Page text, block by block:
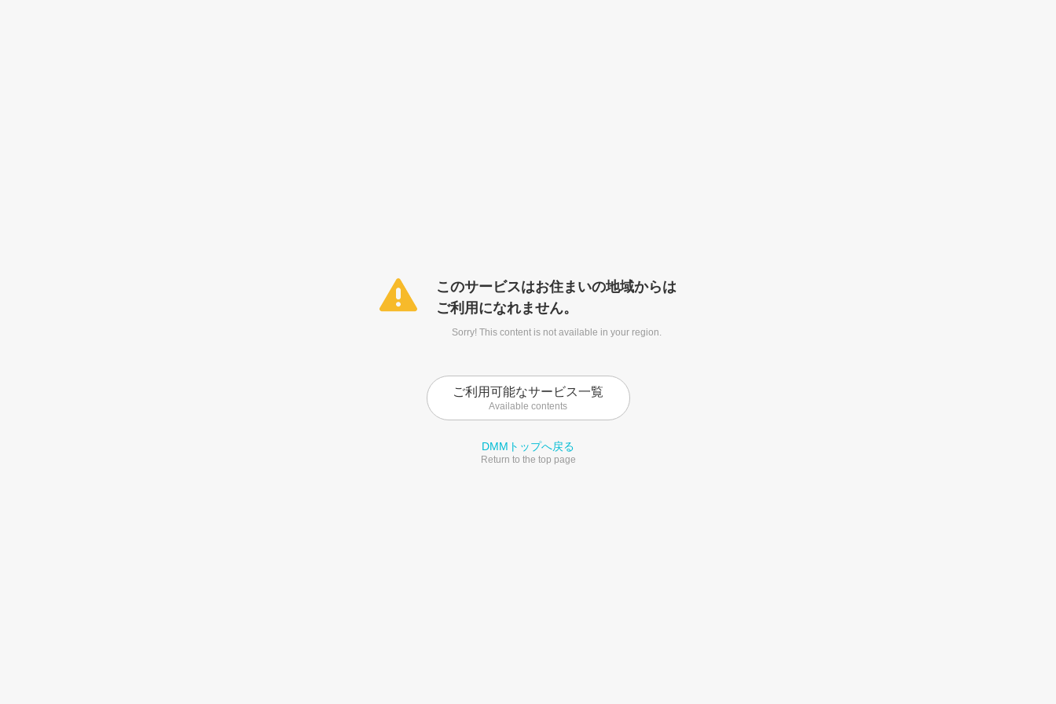
このサービスはお住まいの地域からは
ご利用になれません。
Sorry! This content is not available in your region.
ご利用可能なサービス一覧
Available contents
DMMトップへ戻る
Return to the top page